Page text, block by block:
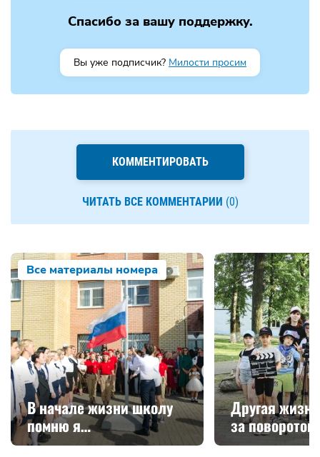
Спасибо за вашу поддержку.
Вы уже подписчик? Милости просим
КОММЕНТИРОВАТЬ
ЧИТАТЬ ВСЕ КОММЕНТАРИИ (0)
Все материалы номера
В начале жизни школу
помню я…
Другая жизнь
за поворотом